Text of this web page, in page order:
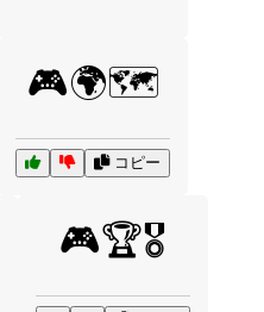
🎮🌍🗺️
コピー
🎮🏆🎖️